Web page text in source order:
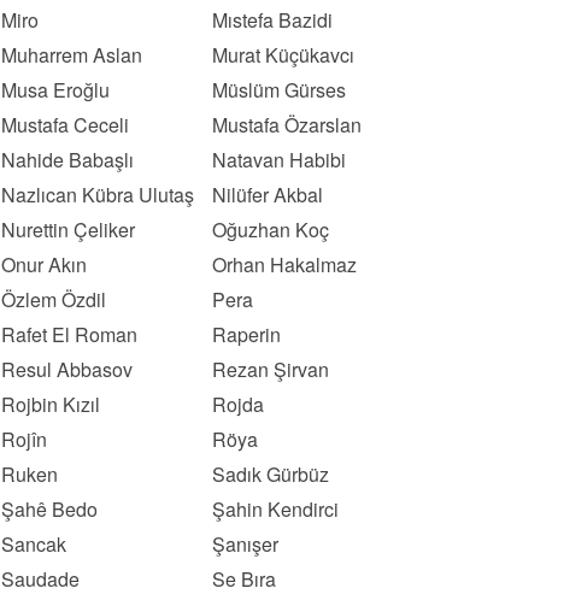
Miro
Mıstefa Bazidi
Muharrem Aslan
Murat Küçükavcı
Musa Eroğlu
Müslüm Gürses
Mustafa Ceceli
Mustafa Özarslan
Nahide Babaşlı
Natavan Habibi
Nazlıcan Kübra Ulutaş
Nilüfer Akbal
Nurettin Çeliker
Oğuzhan Koç
Onur Akın
Orhan Hakalmaz
Özlem Özdil
Pera
Rafet El Roman
Raperin
Resul Abbasov
Rezan Şirvan
Rojbin Kızıl
Rojda
Rojîn
Röya
Ruken
Sadık Gürbüz
Şahê Bedo
Şahin Kendirci
Sancak
Şanışer
Saudade
Se Bıra